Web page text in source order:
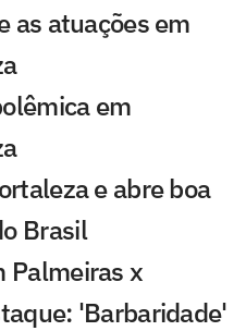
as atuações em
em
e abre boa
Brasil
Palmeiras x
'Barbaridade'